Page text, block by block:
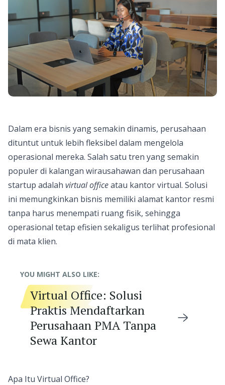
Dalam era bisnis yang semakin dinamis, perusahaan
dituntut untuk lebih fleksibel dalam mengelola
operasional mereka. Salah satu tren yang semakin
populer di kalangan wirausahawan dan perusahaan
startup adalah virtual officeatau kantor virtual. Solusi
ini memungkinkan bisnis memiliki alamat kantor resmi
tanpa harus menempati ruang fisik, sehingga
operasional tetap efisien sekaligus terlihat profesional
di mata klien.
YOU MIGHT ALSO LIKE:
Virtual Office: Solusi
Praktis Mendaftarkan
Perusahaan PMA Tanpa
Sewa Kantor
Apa Itu Virtual Office?